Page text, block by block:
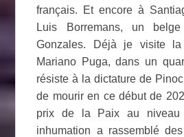
français. Et encore à
Luis Borremans, un
Gonzales. Déjà je visite la
Mariano Puga, dans un
résiste à la dictature de
de mourir en ce début de
prix de la Paix au
inhumation a rassemblé